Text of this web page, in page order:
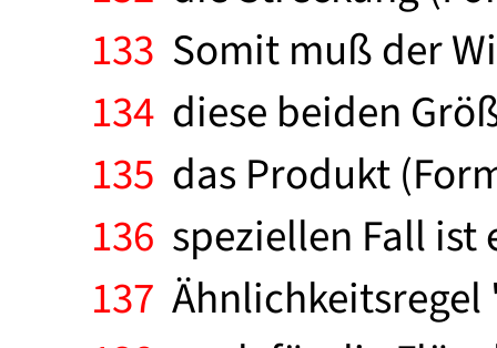
133 Somit muß der
134 diese beiden
135 das Produkt
136 speziellen Fall
137 Ähnlichkeitsregel